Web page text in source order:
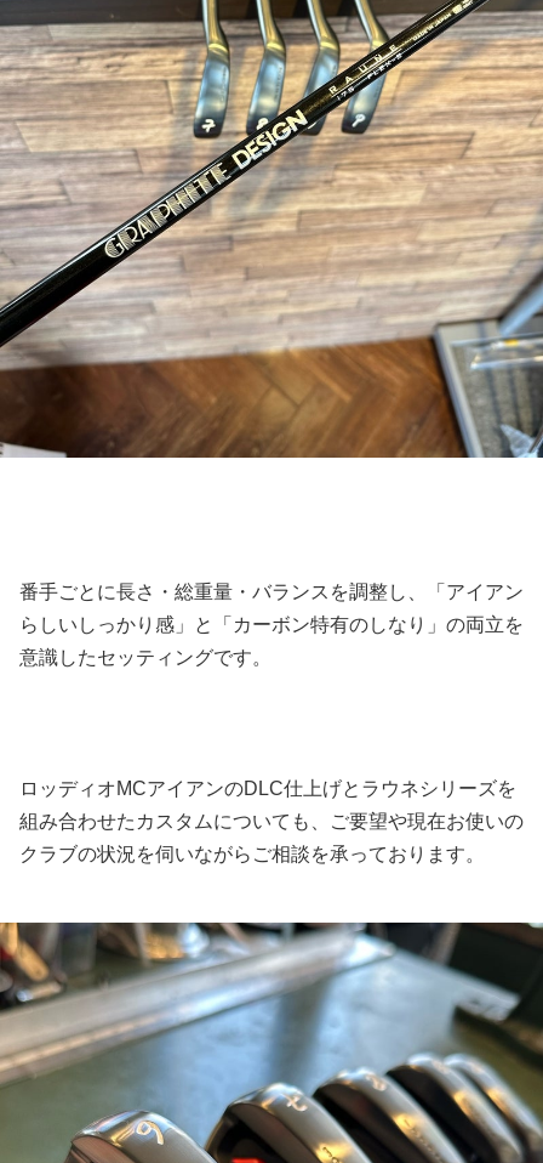
番手ごとに長さ・総重量・バランスを調整し、「アイアン
らしいしっかり感」と「カーボン特有のしなり」の両立を
意識したセッティングです。
ロッディオMCアイアンのDLC仕上げとラウネシリーズを
組み合わせたカスタムについても、ご要望や現在お使いの
クラブの状況を伺いながらご相談を承っております。